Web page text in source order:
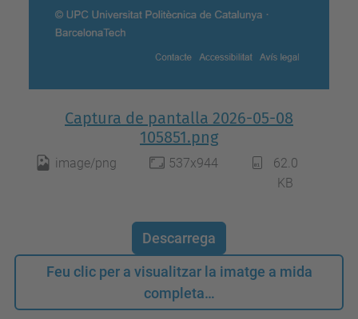
Captura de pantalla 2026-05-08
105851.png
image/png 537x944
62.0
KB
Descarrega
Feu clic per a visualitzar la imatge a mida
completa…